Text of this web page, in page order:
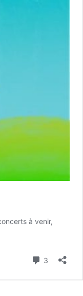
à venir,
3